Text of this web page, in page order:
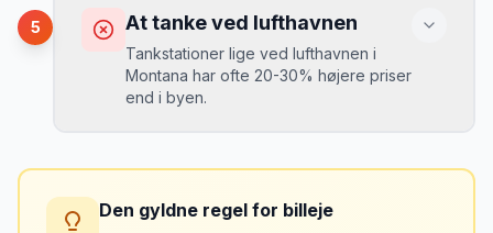
Du kan blive opkrævet for skader, der
var der før du fik bilen.
Løsning
brændstofmåleren.
5 At tanke ved lufthavnen
Tankstationer lige ved lufthavnen i
Montana har ofte 20-30% højere priser
end i byen.
sidste tankning.
Den gyldne regel for billeje